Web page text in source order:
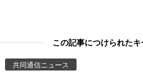
この記事につけられた
共同通信ニュース